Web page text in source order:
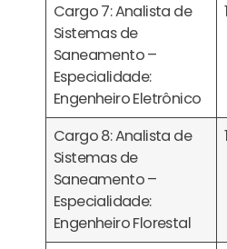
Cargo 7: Analista de
Sistemas de
Saneamento –
Especialidade:
Engenheiro Eletrônico
Cargo 8: Analista de
Sistemas de
Saneamento –
Especialidade:
Engenheiro Florestal